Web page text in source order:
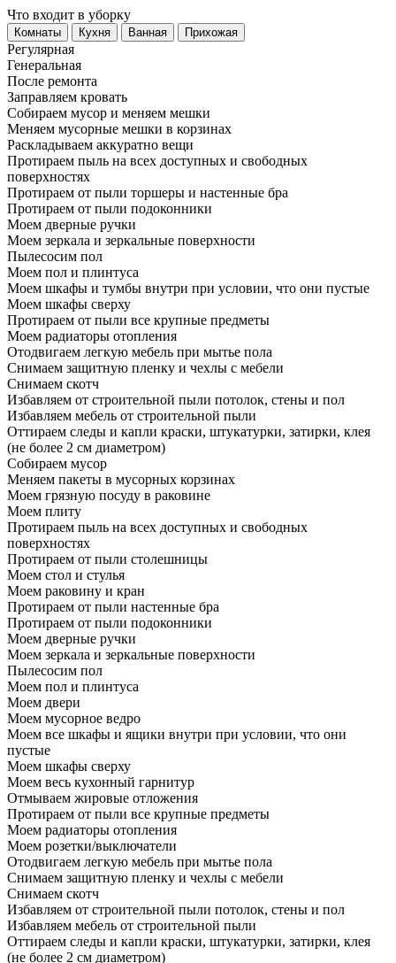
Что входит в уборку
Регу­лярная
Гене­ральная
После ремонта
Заправляем кровать
Собираем мусор и меняем мешки
Меняем мусорные мешки в корзинах
Раскладываем аккуратно вещи
Протираем пыль на всех доступных и свободных
поверхностях
Протираем от пыли торшеры и настенные бра
Протираем от пыли подоконники
Моем дверные ручки
Моем зеркала и зеркальные поверхности
Пылесосим пол
Моем пол и плинтуса
Моем шкафы и тумбы внутри при условии, что они пустые
Моем шкафы сверху
Протираем от пыли все крупные предметы
Моем радиаторы отопления
Отодвигаем легкую мебель при мытье пола
Снимаем защитную пленку и чехлы с мебели
Снимаем скотч
Избавляем от строительной пыли потолок, стены и пол
Избавляем мебель от строительной пыли
Оттираем следы и капли краски, штукатурки, затирки, клея
(не более 2 см диаметром)
Собираем мусор
Меняем пакеты в мусорных корзинах
Моем грязную посуду в раковине
Моем плиту
Протираем пыль на всех доступных и свободных
поверхностях
Протираем от пыли столешницы
Моем стол и стулья
Моем раковину и кран
Протираем от пыли настенные бра
Протираем от пыли подоконники
Моем дверные ручки
Моем зеркала и зеркальные поверхности
Пылесосим пол
Моем пол и плинтуса
Моем двери
Моем мусорное ведро
Моем все шкафы и ящики внутри при условии, что они
пустые
Моем шкафы сверху
Моем весь кухонный гарнитур
Отмываем жировые отложения
Протираем от пыли все крупные предметы
Моем радиаторы отопления
Моем розетки/выключатели
Отодвигаем легкую мебель при мытье пола
Снимаем защитную пленку и чехлы с мебели
Снимаем скотч
Избавляем от строительной пыли потолок, стены и пол
Избавляем мебель от строительной пыли
Оттираем следы и капли краски, штукатурки, затирки, клея
(не более 2 см диаметром)